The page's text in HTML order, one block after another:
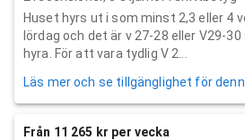
Huset hyrs ut i som minst 2,3 eller 4
lördag och det är v 27-28 eller V29-
hyra. För att vara tydlig V 2...
Läs mer och se tillgänglighet för
Från 11 265 kr per vecka